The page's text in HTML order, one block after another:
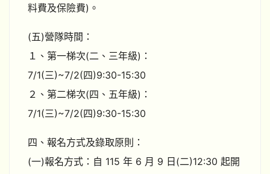
料費及保險費)。
(五)營隊時間：
１、第一梯次(二、三年級)：
7/1(三)~7/2(四)9:30-15:30
２、第二梯次(四、五年級)：
7/1(三)~7/2(四)9:30-15:30
四、報名方式及錄取原則：
(一)報名方式：自 115 年 6 月 9 日(二)12:30 起開